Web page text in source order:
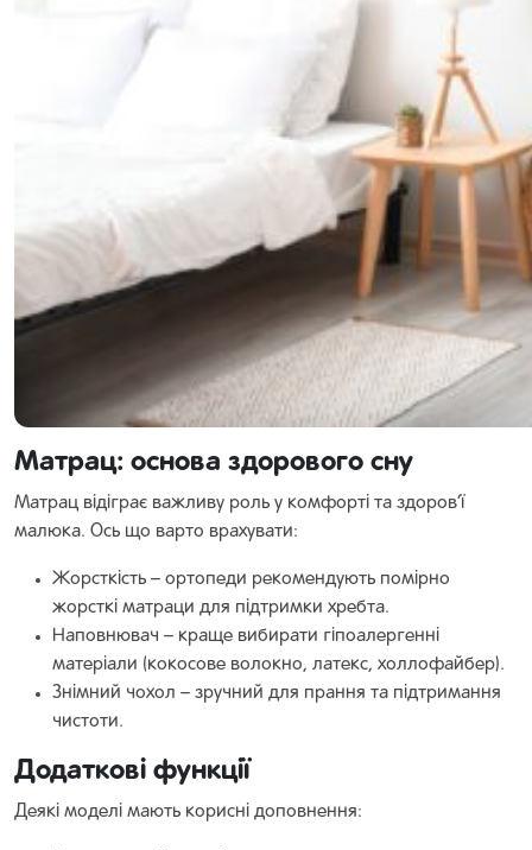
Матрац: основа здорового сну
Матрац відіграє важливу роль у комфорті та здоров’ї
малюка. Ось що варто врахувати:
Жорсткість – ортопеди рекомендують помірно
жорсткі матраци для підтримки хребта.
Наповнювач – краще вибирати гіпоалергенні
матеріали (кокосове волокно, латекс, холлофайбер).
Знімний чохол – зручний для прання та підтримання
чистоти.
Додаткові функції
Деякі моделі мають корисні доповнення: